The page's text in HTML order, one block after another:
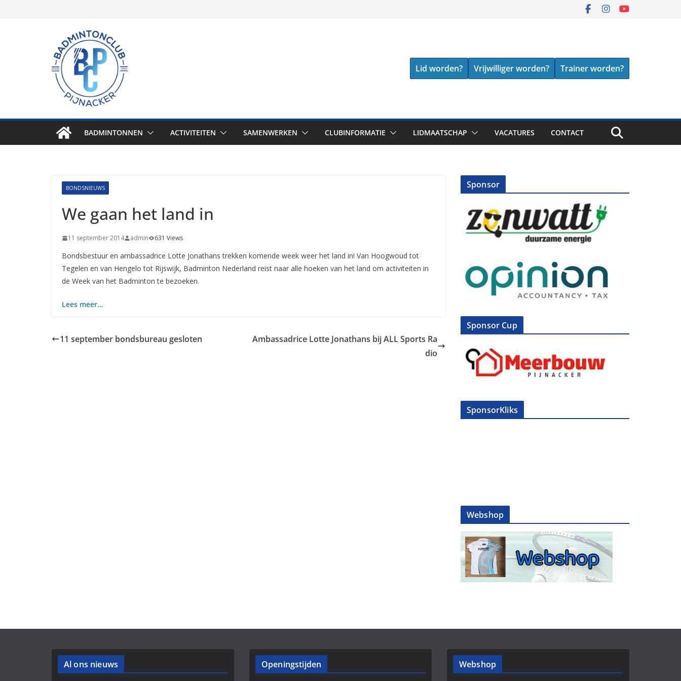
Lid worden? Vrijwilliger worden? Trainer worden?
BADMINTONNEN ACTIVITEITEN SAMENWERKEN CLUBINFORMATIE LIDMAATSCHAP VACATURES CONTACT
BONDSNIEUWS
We gaan het land in
11 september 2014 admin 631 Views
Bondsbestuur en ambassadrice Lotte Jonathans trekken komende week weer het land in! Van Hoogwoud tot
Tegelen en van Hengelo tot Rijswijk, Badminton Nederland reist naar alle hoeken van het land om activiteiten in
de Week van het Badminton te bezoeken.
Lees meer…
11 september bondsbureau gesloten
Ambassadrice Lotte Jonathans bij ALL Sports Ra
dio
Sponsor
Sponsor Cup
SponsorKliks
Webshop
Al ons nieuws Openingstijden Webshop